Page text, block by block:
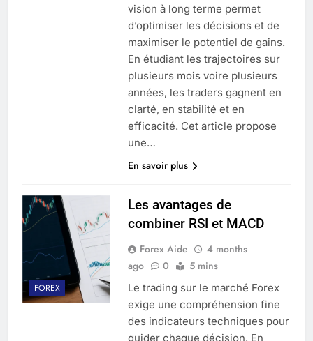
vision à long terme permet
d’optimiser les décisions et de
maximiser le potentiel de gains.
En étudiant les trajectoires sur
plusieurs mois voire plusieurs
années, les traders gagnent en
clarté, en stabilité et en
efficacité. Cet article propose
une…
En savoir plus
FOREX
Les avantages de
combiner RSI et MACD
Forex Aide
4 months
ago
0 5 mins
Le trading sur le marché Forex
exige une compréhension fine
des indicateurs techniques pour
guider chaque décision. En